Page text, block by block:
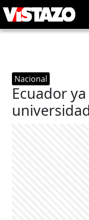
Nacional
Ecuador